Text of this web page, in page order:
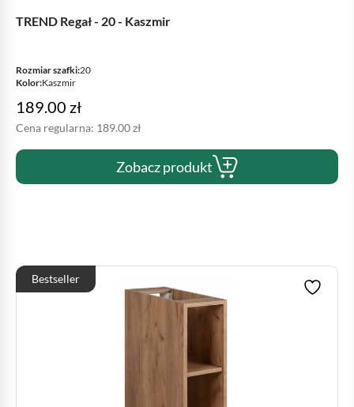
TREND Regał - 20 - Kaszmir
Rozmiar szafki:20
Kolor:Kaszmir
189.00 zł
Cena regularna: 189.00zł
Zobacz produkt
Bestseller